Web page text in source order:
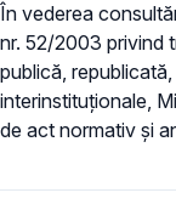
În vederea
nr. 52/2003 privind
publică,
interinstituționale,
de act normativ și